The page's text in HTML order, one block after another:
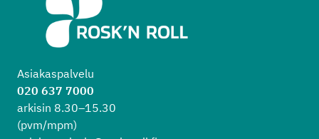
Asiakaspalvelu
020 637 7000
arkisin 8.30–15.30
(pvm/mpm)